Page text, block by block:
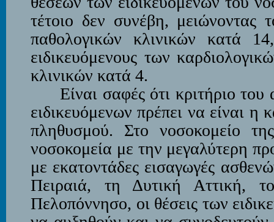
τέτοιο δεν συνέβη, μειώνοντας
παθολογικών κλινικών κατά
ειδικευόμενους των
κλινικών κατά 4.
Είναι σαφές ότι κριτήριο
ειδικευόμενων πρέπει να είναι
πληθυσμού. Στο νοσοκομείο
νοσοκομεία με την μεγαλύτερη
με εκατοντάδες εισαγωγές
Πειραιά, τη Δυτική Αττική,
Πελοπόννησο, οι θέσεις των